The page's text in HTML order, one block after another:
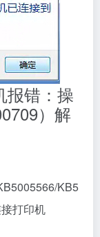
报错：操
）解
KB5
打印机